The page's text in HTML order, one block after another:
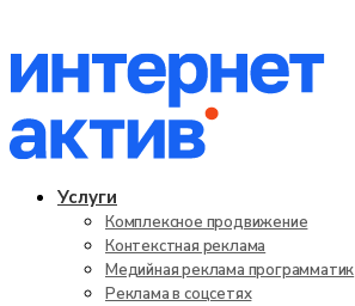
Услуги
Комплексное продвижение
Контекстная реклама
Медийная реклама программатик
Реклама в соцсетях